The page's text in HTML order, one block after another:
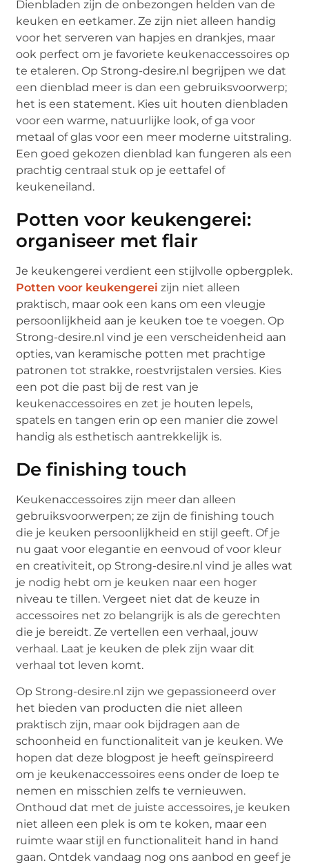
Dienbladen zijn de onbezongen helden van de
keuken en eetkamer. Ze zijn niet alleen handig
voor het serveren van hapjes en drankjes, maar
ook perfect om je favoriete keukenaccessoires op
te etaleren. Op Strong-desire.nl begrijpen we dat
een dienblad meer is dan een gebruiksvoorwerp;
het is een statement. Kies uit houten dienbladen
voor een warme, natuurlijke look, of ga voor
metaal of glas voor een meer moderne uitstraling.
Een goed gekozen dienblad kan fungeren als een
prachtig centraal stuk op je eettafel of
keukeneiland.
Potten voor keukengerei:
organiseer met flair
Je keukengerei verdient een stijlvolle opbergplek.
Potten voor keukengerei zijn niet alleen
praktisch, maar ook een kans om een vleugje
persoonlijkheid aan je keuken toe te voegen. Op
Strong-desire.nl vind je een verscheidenheid aan
opties, van keramische potten met prachtige
patronen tot strakke, roestvrijstalen versies. Kies
een pot die past bij de rest van je
keukenaccessoires en zet je houten lepels,
spatels en tangen erin op een manier die zowel
handig als esthetisch aantrekkelijk is.
De finishing touch
Keukenaccessoires zijn meer dan alleen
gebruiksvoorwerpen; ze zijn de finishing touch
die je keuken persoonlijkheid en stijl geeft. Of je
nu gaat voor elegantie en eenvoud of voor kleur
en creativiteit, op Strong-desire.nl vind je alles wat
je nodig hebt om je keuken naar een hoger
niveau te tillen. Vergeet niet dat de keuze in
accessoires net zo belangrijk is als de gerechten
die je bereidt. Ze vertellen een verhaal, jouw
verhaal. Laat je keuken de plek zijn waar dit
verhaal tot leven komt.
Op Strong-desire.nl zijn we gepassioneerd over
het bieden van producten die niet alleen
praktisch zijn, maar ook bijdragen aan de
schoonheid en functionaliteit van je keuken. We
hopen dat deze blogpost je heeft geïnspireerd
om je keukenaccessoires eens onder de loep te
nemen en misschien zelfs te vernieuwen.
Onthoud dat met de juiste accessoires, je keuken
niet alleen een plek is om te koken, maar een
ruimte waar stijl en functionaliteit hand in hand
gaan. Ontdek vandaag nog ons aanbod en geef je